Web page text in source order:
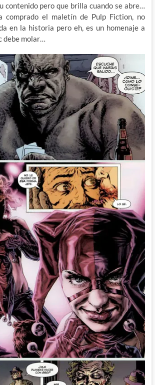
contenido pero que brilla cuando se abre…
comprado el maletín de Pulp Fiction, no
en la historia pero eh, es un homenaje a
molar…